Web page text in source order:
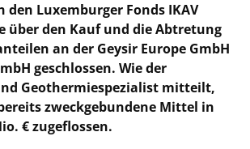
Luxemburger Fonds IKAV
über den Kauf und die Abtretung
an der Geysir Europe GmbH
geschlossen. Wie der
Geothermiespezialist mitteilt,
zweckgebundene Mittel in
€ zugeflossen.